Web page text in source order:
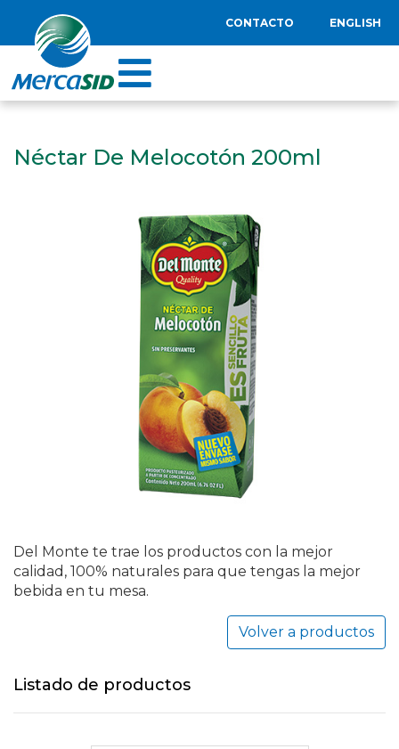
CONTACTO ENGLISH
Néctar De Melocotón 200ml
Del Monte te trae los productos con la mejor
calidad, 100% naturales para que tengas la mejor
bebida en tu mesa.
Volver a productos
Listado de productos